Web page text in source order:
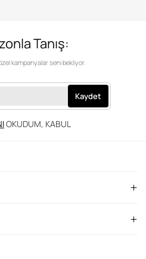
Tanış:
kampanyalar seni bekliyor.
Kaydet
OKUDUM, KABUL